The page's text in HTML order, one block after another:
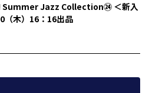
Summer Jazz Collection㉔ ＜新入
（木）16：16出品